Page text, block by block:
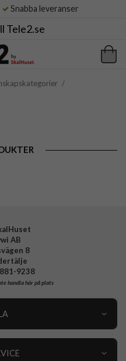
Snabba leveranser
Tele2.se
/
AB
8
9238
handla här på plats